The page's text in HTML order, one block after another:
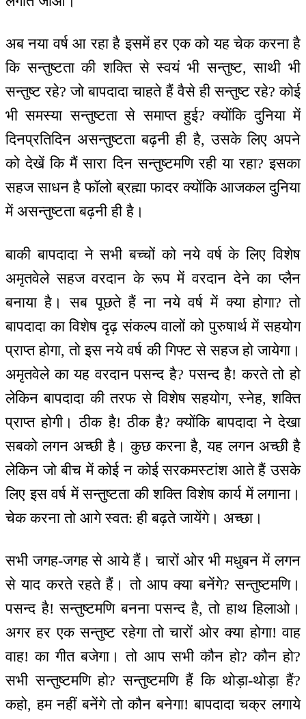
अब नया वर्ष आ रहा है इसमें हर एक को यह चेक करना है
कि सन्तुष्टता की शक्ति से स्वयं भी सन्तुष्ट, साथी भी
सन्तुष्ट रहे? जो बापदादा चाहते हैं वैसे ही सन्तुष्ट रहे? कोई
भी समस्या सन्तुष्टता से समाप्त हुई? क्योंकि दुनिया में
दिनप्रतिदिन असन्तुष्टता बढ़नी ही है, उसके लिए अपने
को देखें कि मैं सारा दिन सन्तुष्टमणि रही या रहा? इसका
सहज साधन है फॉलो ब्रह्मा फादर क्योंकि आजकल दुनिया
में असन्तुष्टता बढ़नी ही है।
बाकी बापदादा ने सभी बच्चों को नये वर्ष के लिए विशेष
अमृतवेले सहज वरदान के रूप में वरदान देने का प्लैन
बनाया है। सब पूछते हैं ना नये वर्ष में क्या होगा? तो
बापदादा का विशेष दृढ़ संकल्प वालों को पुरुषार्थ में सहयोग
प्राप्त होगा, तो इस नये वर्ष की गिफ्ट से सहज हो जायेगा।
अमृतवेले का यह वरदान पसन्द है? पसन्द है! करते तो हो
लेकिन बापदादा की तरफ से विशेष सहयोग, स्नेह, शक्ति
प्राप्त होगी। ठीक है! ठीक है? क्योंकि बापदादा ने देखा
सबको लगन अच्छी है। कुछ करना है, यह लगन अच्छी है
लेकिन जो बीच में कोई न कोई सरकमस्टांश आते हैं उसके
लिए इस वर्ष में सन्तुष्टता की शक्ति विशेष कार्य में लगाना।
चेक करना तो आगे स्वत: ही बढ़ते जायेंगे। अच्छा।
सभी जगह-जगह से आये हैं। चारों ओर भी मधुबन में लगन
से याद करते रहते हैं। तो आप क्या बनेंगे? सन्तुष्टमणि।
पसन्द है! सन्तुष्टमणि बनना पसन्द है, तो हाथ हिलाओ।
अगर हर एक सन्तुष्ट रहेगा तो चारों ओर क्या होगा! वाह
वाह! का गीत बजेगा। तो आप सभी कौन हो? कौन हो?
सभी सन्तुष्टमणि हो? सन्तुष्टमणि हैं कि थोड़ा-थोड़ा हैं?
कहो, हम नहीं बनेंगे तो कौन बनेगा! बापदादा चक्र लगाये